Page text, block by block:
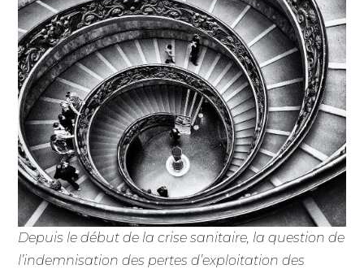
Depuis le début de la crise sanitaire, la question de
l’indemnisation des pertes d’exploitation des